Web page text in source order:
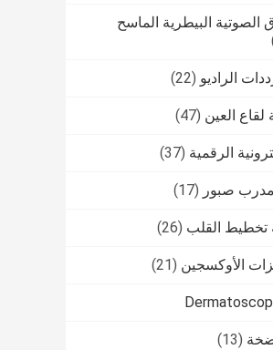
الصوتية البيطرية الماسح
الراديو (22)
لقاع العين (47)
الرقمية (37)
(17)
تخطيط القلب (26)
الأوكسجين (21)
(13)